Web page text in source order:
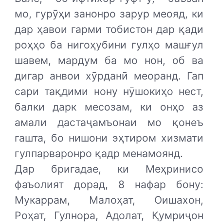
мо, гурӯҳи занонро зарур меояд, ки
дар ҳавои гарми тобистон дар қади
роҳҳо ба нигоҳубини гулҳо машғул
шавем, мардум ба мо нон, об ва
дигар анвои хӯрданӣ меоранд. Гап
сари тақдими нону нӯшокиҳо нест,
балки дарк месозам, ки онҳо аз
амали дастаҷамъонаи мо қонеъ
гашта, бо нишони эҳтиром хизмати
гулпарваронро қадр менамоянд.
Дар бригадае, ки Меҳринисо
фаъолият дорад, 8 нафар бону:
Мукаррам, Малоҳат, Оишахон,
Роҳат, Гулнора, Адолат, Қумриҷон